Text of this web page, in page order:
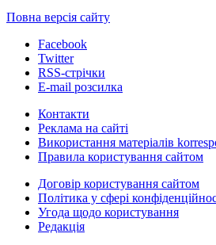
Повна версія сайту
Facebook
Twitter
RSS-стрічки
E-mail розсилка
Контакти
Реклама на сайті
Використання матеріалів
Правила користування сайтом
Договір користування сайтом
Політика у сфері
Угода щодо користування
Редакція